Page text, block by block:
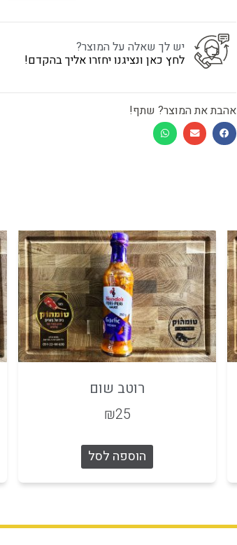
יש לך שאלה על המוצר?
לחץ כאן ונציגנו יחזרו אליך בהקדם!
אהבת את המוצר? שתף!
רוטב שום
₪25
הוספה לסל